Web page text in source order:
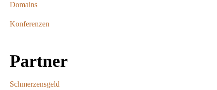
Domains
Konferenzen
Partner
Schmerzensgeld